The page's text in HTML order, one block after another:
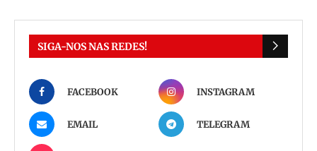
SIGA-NOS NAS REDES!
FACEBOOK INSTAGRAM
EMAIL TELEGRAM